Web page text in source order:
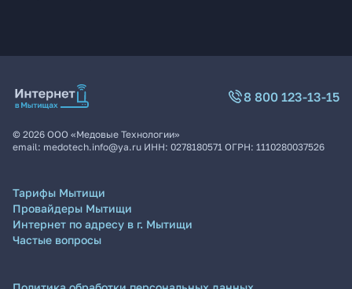
8 800 123-13-15
© 2026 ООО «Медовые Технологии»
email: medotech.info@ya.ru ИНН: 0278180571 ОГРН: 1110280037526
Тарифы Мытищи
Провайдеры Мытищи
Интернет по адресу в г. Мытищи
Частые вопросы